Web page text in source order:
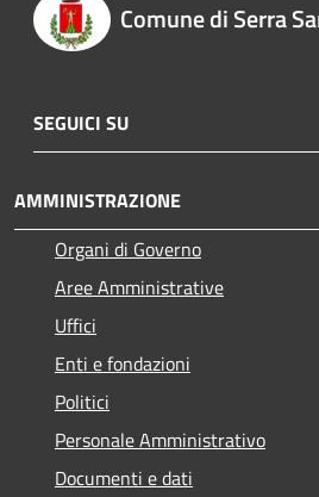
Comune di Serra
SEGUICI SU
AMMINISTRAZIONE
Organi di Governo
Aree Amministrative
Uffici
Enti e fondazioni
Politici
Personale Amministrativo
Documenti e dati